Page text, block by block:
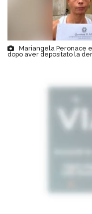
Mariangela Peronace
dopo aver depositato la